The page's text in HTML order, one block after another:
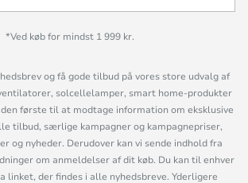
*Ved køb for mindst 1 999 kr.
og få gode tilbud på vores store udvalg af
solcellelamper, smart home-produkter
første til at modtage information om eksklusive
tilbud, særlige kampagner og kampagnepriser,
og nyheder. Derudover kan vi sende indhold fra
om anmeldelser af dit køb. Du kan til enhver
linket, der findes i alle nyhedsbreve. Yderligere